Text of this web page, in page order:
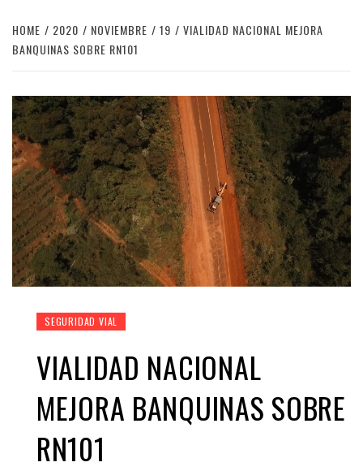
HOME 2020 NOVIEMBRE 19
VIALIDAD NACIONAL MEJORA
BANQUINAS SOBRE RN101
SEGURIDAD VIAL
VIALIDAD NACIONAL
MEJORA BANQUINAS SOBRE
RN101